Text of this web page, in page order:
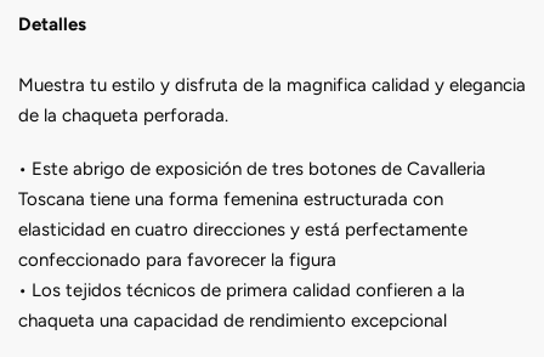
Detalles
Muestra tu estilo y disfruta de la magnifica calidad y elegancia
de la chaqueta perforada.
• Este abrigo de exposición de tres botones de Cavalleria
Toscana tiene una forma femenina estructurada con
elasticidad en cuatro direcciones y está perfectamente
confeccionado para favorecer la figura
• Los tejidos técnicos de primera calidad confieren a la
chaqueta una capacidad de rendimiento excepcional